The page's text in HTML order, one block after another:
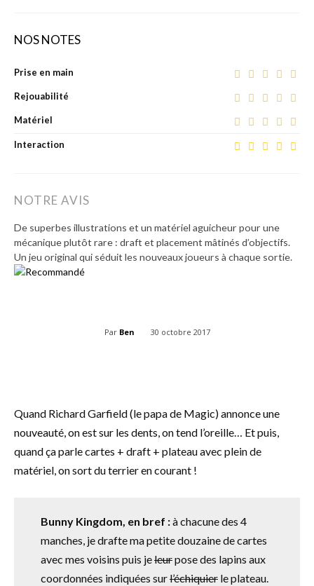
NOS NOTES
Prise en main
Rejouabilité
Matériel
Interaction
NOTRE AVIS
De superbes illustrations et un matériel aguicheur pour une
mécanique plutôt rare : draft et placement mâtinés d’objectifs.
Un jeu original qui séduit les nouveaux joueurs à chaque sortie.
Par Ben 30 octobre 2017
Quand Richard Garfield (le papa de Magic) annonce une
nouveauté, on est sur les dents, on tend l’oreille… Et puis,
quand ça parle cartes + draft + plateau avec plein de
matériel, on sort du terrier en courant !
Bunny Kingdom, en bref :à chacune des 4
manches, je drafte ma petite douzaine de cartes
avec mes voisins puis jeleurpose des lapins aux
coordonnées indiquées surl’échiquier le plateau.